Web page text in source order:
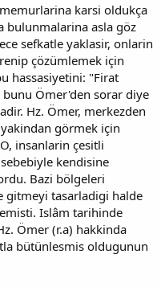
karsi oldukça
bulunmalarina asla göz
sefkatle yaklasir, onlarin
çözümlemek için
hassasiyetini: "Firat
Ömer'den sorar diye
Hz. Ömer, merkezden
görmek için
insanlarin çesitli
kendisine
Bazi bölgeleri
gitmeyi tasarladigi halde
Islâm tarihinde
Ömer (r.a) hakkinda
bütünlesmis oldugunun